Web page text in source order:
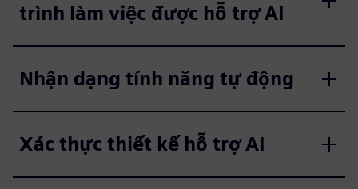
trình làm việc được hỗ trợ AI
Nhận dạng tính năng tự động
Xác thực thiết kế hỗ trợ AI